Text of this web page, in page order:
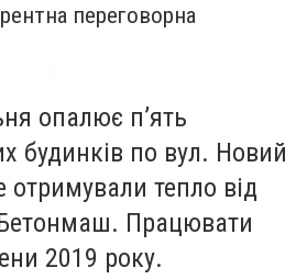
переговорна
опалює п’ять
будинків по вул. Новий
отримували тепло від
Працювати
2019 року.